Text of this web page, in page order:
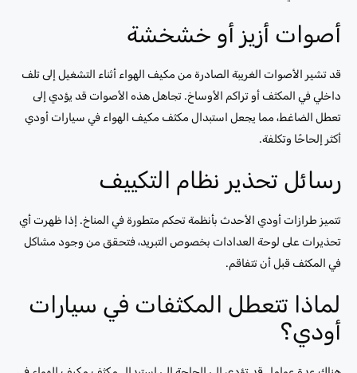
أصوات أزيز أو خشخشة
قد تشير الأصوات الغريبة الصادرة من مكيف الهواء أثناء التشغيل إلى تلف
داخلي في المكثف أو تراكم الأوساخ. تجاهل هذه الأصوات قد يؤدي إلى
تعطل الضاغط، مما يجعل استبدال مكثف مكيف الهواء في سيارات أودي
أكثر إلحاحًا وتكلفة.
رسائل تحذير نظام التكييف
تتميز طرازات أودي الأحدث بأنظمة تحكم متطورة في المناخ. إذا ظهرت أي
تحذيرات على لوحة العدادات بخصوص التبريد، فتحقق من وجود مشاكل
في المكثف قبل أن تتفاقم.
لماذا تتعطل المكثفات في سيارات
أودي؟